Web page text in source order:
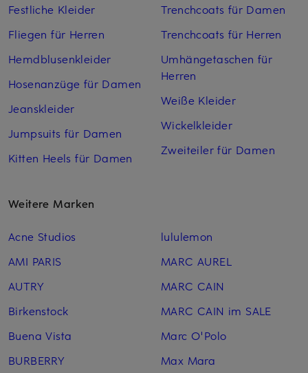
Festliche Kleider
Fliegen für Herren
Hemdblusenkleider
Hosenanzüge für Damen
Jeanskleider
Jumpsuits für Damen
Kitten Heels für Damen
Trenchcoats für Damen
Trenchcoats für Herren
Umhängetaschen für
Herren
Weiße Kleider
Wickelkleider
Zweiteiler für Damen
Weitere Marken
Acne Studios
AMI PARIS
AUTRY
Birkenstock
Buena Vista
BURBERRY
lululemon
MARC AUREL
MARC CAIN
MARC CAIN im SALE
Marc O'Polo
Max Mara